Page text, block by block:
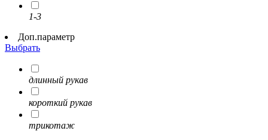
1-3
Доп.параметр
Выбрать
длинный рукав
короткий рукав
трикотаж